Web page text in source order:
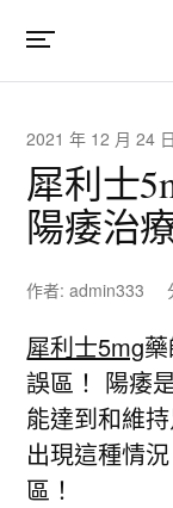
2021 年 12 月 24 日
犀利士
陽痿治
作者:admin333
犀利士5mg
誤區！ 陽痿
能達到和維
出現這種情
區！